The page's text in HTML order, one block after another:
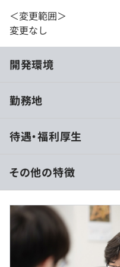
＜変更範囲＞
変更なし
開発環境
水道システム再構築／既
◼︎民間企業向け開発支援
応、受注の調査対応)
◼︎電力会社のコールセン
害対応（フロー切り替
作成、操作マニュアル作
勤務地
待遇・福利厚生
■賃金形態：月給制
■賃金の決定方法：当社
■月給：25万円以上～40
■固定残業代：なし（
■その他手当：2万円（
その他の特徴